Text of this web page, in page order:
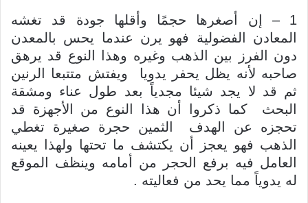
1 – إن أصغرها حجمًا وأقلها جودة قد تغشه
المعادن الفضولية فهو يرن عندما يحس بالمعدن
دون الفرز بين الذهب وغيره وهذا النوع قد يرهق
صاحبه لأنه يظل يحفر يدويا ويفتش متتبعا الرنين
ثم قد لا يجد شيئا مجدياً بعد طول عناء ومشقة
البحث كما ذكروا أن هذا النوع من الأجهزة قد
تحجزه عن الهدف الثمين حجرة صغيرة تغطي
الذهب فهو يعجز أن يكتشف ما تحتها ولهذا يعينه
العامل فيه برفع الحجر من أمامه وينظف الموقع
له يدوياً مما يحد من فعاليته .